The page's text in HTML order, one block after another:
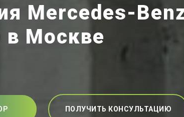
Mercedes-
Москве
ПОЛУЧИТЬ КОНСУЛЬТАЦИЮ